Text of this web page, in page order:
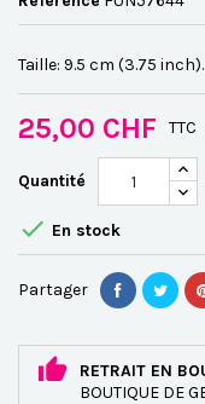
Taille: 9.5 cm (3.75 inch).
25,00 CHF TTC
Quantité
 En stock
Partager
RETRAIT EN
BOUTIQUE DE